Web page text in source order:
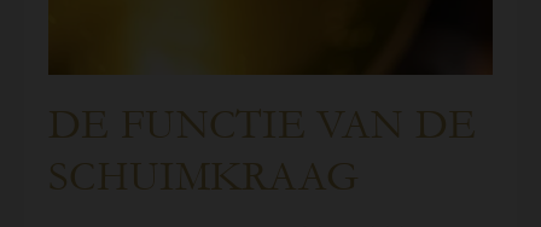
DE FUNCTIE VAN DE
SCHUIMKRAAG